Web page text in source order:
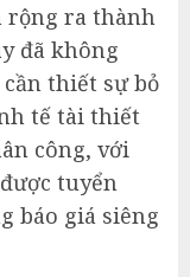
rộng ra thành
đã không
thiết sự bỏ
tế tài thiết
công, với
tuyển
báo giá siêng